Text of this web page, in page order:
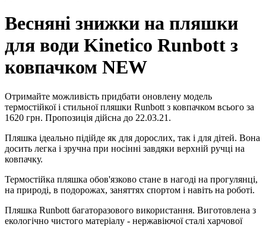
Весняні знижки на пляшки
для води Kinetico Runbott з
ковпачком NEW
Отримайте можливість придбати оновлену модель
термостійкої і стильної пляшки Runbott з ковпачком всього за
1620 грн. Пропозиція дійсна до 22.03.21.
Пляшка ідеально підійде як для дорослих, так і для дітей. Вона
досить легка і зручна при носінні завдяки верхній ручці на
ковпачку.
Термостійка пляшка обов'язково стане в нагоді на прогулянці,
на природі, в подорожах, заняттях спортом і навіть на роботі.
Пляшка Runbott багаторазового використання. Виготовлена ​​з
екологічно чистого матеріалу - нержавіючої сталі харчової